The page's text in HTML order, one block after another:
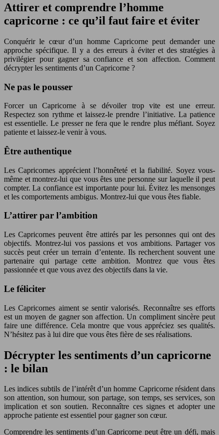
Attirer et comprendre l’homme
capricorne : ce qu’il faut faire et éviter
Conquérir le cœur d’un homme Capricorne peut demander une
approche spécifique. Il y a des erreurs à éviter et des stratégies à
privilégier pour gagner sa confiance et son affection. Comment
décrypter les sentiments d’un Capricorne ?
Ne pas le pousser
Forcer un Capricorne à se dévoiler trop vite est une erreur.
Respectez son rythme et laissez-le prendre l’initiative. La patience
est essentielle. Le presser ne fera que le rendre plus méfiant. Soyez
patiente et laissez-le venir à vous.
Être authentique
Les Capricornes apprécient l’honnêteté et la fiabilité. Soyez vous-
même et montrez-lui que vous êtes une personne sur laquelle il peut
compter. La confiance est importante pour lui. Évitez les mensonges
et les comportements ambigus. Montrez-lui que vous êtes fiable.
L’attirer par l’ambition
Les Capricornes peuvent être attirés par les personnes qui ont des
objectifs. Montrez-lui vos passions et vos ambitions. Partager vos
succès peut créer un terrain d’entente. Ils recherchent souvent une
partenaire qui partage cette ambition. Montrez que vous êtes
passionnée et que vous avez des objectifs dans la vie.
Le féliciter
Les Capricornes aiment se sentir valorisés. Reconnaître ses efforts
est un moyen de gagner son affection. Un compliment sincère peut
faire une différence. Cela montre que vous appréciez ses qualités.
N’hésitez pas à lui dire que vous êtes fière de ses réalisations.
Décrypter les sentiments d’un capricorne
: le bilan
Les indices subtils de l’intérêt d’un homme Capricorne résident dans
son attention, son humour, son partage, son temps, ses services, son
implication et son soutien. Reconnaître ces signes et adopter une
approche patiente est essentiel pour gagner son cœur.
Comprendre les sentiments d’un Capricorne peut être un défi, mais